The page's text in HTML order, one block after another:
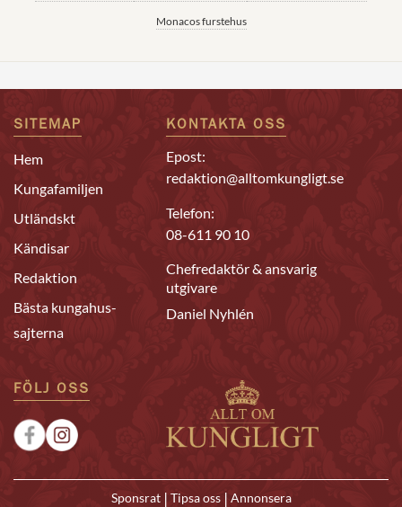
Monacos furstehus
SITEMAP
Hem
Kungafamiljen
Utländskt
Kändisar
Redaktion
Bästa kungahus-
sajterna
KONTAKTA OSS
Epost:
redaktion@alltomkungligt.se
Telefon:
08-611 90 10
Chefredaktör & ansvarig
utgivare
Daniel Nyhlén
FÖLJ OSS
Sponsrat | Tipsa oss | Annonsera